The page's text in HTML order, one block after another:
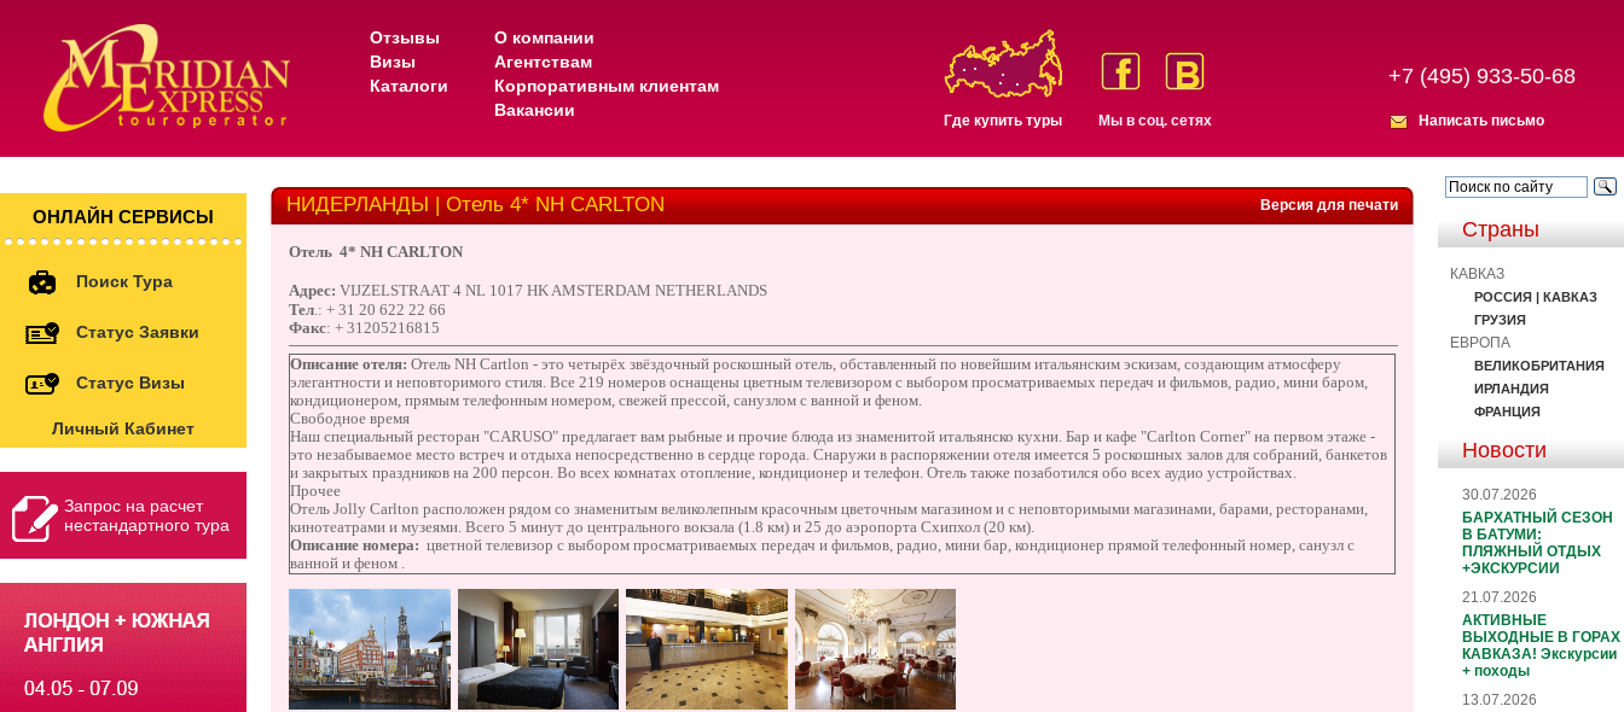
Отзывы
Визы
Каталоги
О компании
Агентствам
Корпоративным клиентам
Вакансии
Где купить туры Мы в соц. сетях
+7 (495) 933-50-68
Написать письмо
ОНЛАЙН СЕРВИСЫ
Поиск Тура
Статус Заявки
Статус Визы
Личный Кабинет
Запрос на расчет
нестандартного тура
Версия для печати
НИДЕРЛАНДЫ | Отель 4* NH CARLTON
Отель 4* NH CARLTON
Адрес: VIJZELSTRAAT 4 NL 1017 HK AMSTERDAM NETHERLANDS
Тел.: + 31 20 622 22 66
Факс: + 31205216815
Описание отеля: Отель NH Cartlon - это четырёх звёздочный роскошный отель, обставленный по новейшим итальянским эскизам, создающим атмосферу
элегантности и неповторимого стиля. Все 219 номеров оснащены цветным телевизором с выбором просматриваемых передач и фильмов, радио, мини баром,
кондиционером, прямым телефонным номером, свежей прессой, санузлом с ванной и феном.
Свободное время
Наш специальный ресторан "CARUSO" предлагает вам рыбные и прочие блюда из знаменитой итальянско кухни. Бар и кафе "Carlton Corner" на первом этаже -
это незабываемое место встреч и отдыха непосредственно в сердце города. Снаружи в распоряжении отеля имеется 5 роскошных залов для собраний, банкетов
и закрытых праздников на 200 персон. Во всех комнатах отопление, кондиционер и телефон. Отель также позаботился обо всех аудио устройствах.
Прочее
Отель Jolly Carlton расположен рядом со знаменитым великолепным красочным цветочным магазином и с неповторимыми магазинами, барами, ресторанами,
кинотеатрами и музеями. Всего 5 минут до центрального вокзала (1.8 км) и 25 до аэропорта Схипхол (20 км).
Описание номера: цветной телевизор с выбором просматриваемых передач и фильмов, радио, мини бар, кондиционер прямой телефонный номер, санузл с
ванной и феном .
Страны
КАВКАЗ
РОССИЯ | КАВКАЗ
ГРУЗИЯ
ЕВРОПА
ВЕЛИКОБРИТАНИЯ
ИРЛАНДИЯ
ФРАНЦИЯ
Новости
30.07.2026
БАРХАТНЫЙ СЕЗОН
В БАТУМИ:
ПЛЯЖНЫЙ ОТДЫХ
+ЭКСКУРСИИ
21.07.2026
АКТИВНЫЕ
ВЫХОДНЫЕ В ГОРАХ
КАВКАЗА! Экскурсии
+ походы
13.07.2026